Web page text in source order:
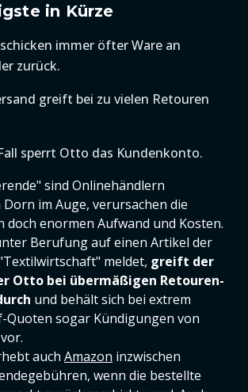
in Kürze
immer öfter Ware an
zurück.
greift bei zu vielen Retouren
sperrt Otto das Kundenkonto.
sind Onlinehändlern
im Auge, verursachen die
doch enormen Aufwand und Kosten.
Berufung auf einen Artikel der
meldet, greift der
Otto bei übermäßigen Retouren-
und behält sich bei extrem
Quoten sogar Kündigungen von
auch Amazon inzwischen
wenn die bestellte